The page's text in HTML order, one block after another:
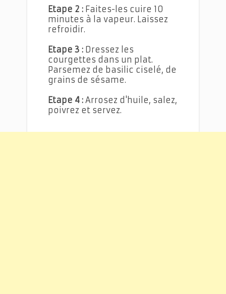
Etape 2 : Faites-les cuire 10
minutes à la vapeur. Laissez
refroidir.
Etape 3 : Dressez les
courgettes dans un plat.
Parsemez de basilic ciselé, de
grains de sésame.
Etape 4 : Arrosez d'huile, salez,
poivrez et servez.